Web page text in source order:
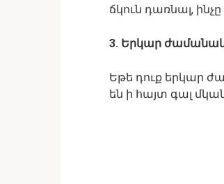
ճկուն դառնալ,
3. Երկար ժամանակ
Եթե դուք երկար
են ի հայտ գալ